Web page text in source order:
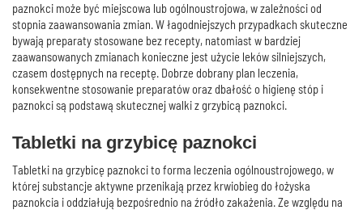
paznokci może być miejscowa lub ogólnoustrojowa, w zależności od
stopnia zaawansowania zmian. W łagodniejszych przypadkach skuteczne
bywają preparaty stosowane bez recepty, natomiast w bardziej
zaawansowanych zmianach konieczne jest użycie leków silniejszych,
czasem dostępnych na receptę. Dobrze dobrany plan leczenia,
konsekwentne stosowanie preparatów oraz dbałość o higienę stóp i
paznokci są podstawą skutecznej walki z grzybicą paznokci.
Tabletki na grzybicę paznokci
Tabletki na grzybicę paznokci to forma leczenia ogólnoustrojowego, w
której substancje aktywne przenikają przez krwiobieg do łożyska
paznokcia i oddziałują bezpośrednio na źródło zakażenia. Ze względu na